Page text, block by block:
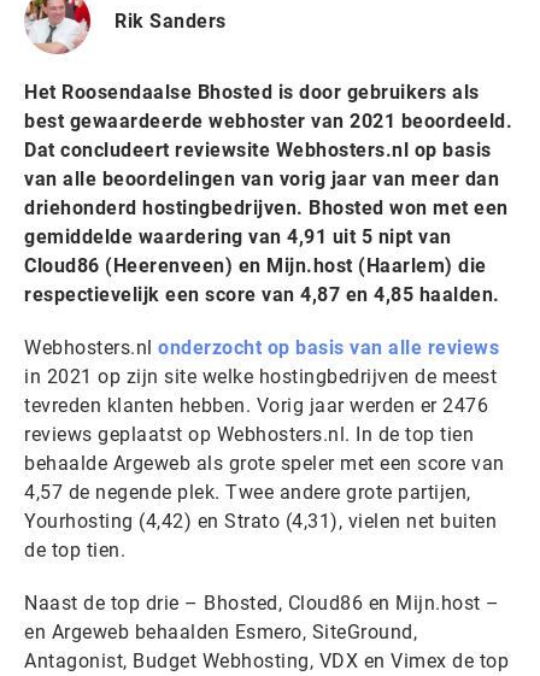
Rik Sanders
Het Roosendaalse Bhosted is door gebruikers als
best gewaardeerde webhoster van 2021 beoordeeld.
Dat concludeert reviewsite Webhosters.nl op basis
van alle beoordelingen van vorig jaar van meer dan
driehonderd hostingbedrijven. Bhosted won met een
gemiddelde waardering van 4,91 uit 5 nipt van
Cloud86 (Heerenveen) en Mijn.host (Haarlem) die
respectievelijk een score van 4,87 en 4,85 haalden.
Webhosters.nl onderzocht op basis van alle reviews
in 2021 op zijn site welke hostingbedrijven de meest
tevreden klanten hebben. Vorig jaar werden er 2476
reviews geplaatst op Webhosters.nl. In de top tien
behaalde Argeweb als grote speler met een score van
4,57 de negende plek. Twee andere grote partijen,
Yourhosting (4,42) en Strato (4,31), vielen net buiten
de top tien.
Naast de top drie – Bhosted, Cloud86 en Mijn.host –
en Argeweb behaalden Esmero, SiteGround,
Antagonist, Budget Webhosting, VDX en Vimex de top